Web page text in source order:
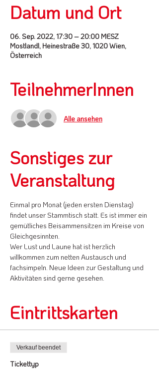
Datum und Ort
06. Sep. 2022, 17:30 – 20:00 MESZ
Mostlandl, Heinestraße 30, 1020 Wien,
Österreich
TeilnehmerInnen
Alle ansehen
Sonstiges zur
Veranstaltung
Einmal pro Monat (jeden ersten Dienstag)
findet unser Stammtisch statt. Es ist immer ein
gemütliches Beisammensitzen im Kreise von
Gleichgesinnten.
Wer Lust und Laune hat ist herzlich
willkommen zum netten Austausch und
fachsimpeln. Neue Ideen zur Gestaltung und
Aktivitäten sind gerne gesehen.
Eintrittskarten
Verkauf beendet
Tickettyp